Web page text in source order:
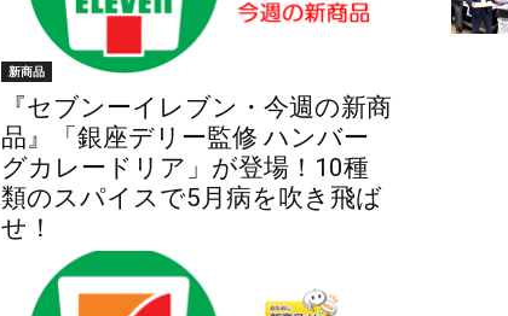
新商品
『セブンーイレブン・今週の新商
品』「銀座デリー監修 ハンバー
グカレードリア」が登場！10種
類のスパイスで5月病を吹き飛ば
せ！